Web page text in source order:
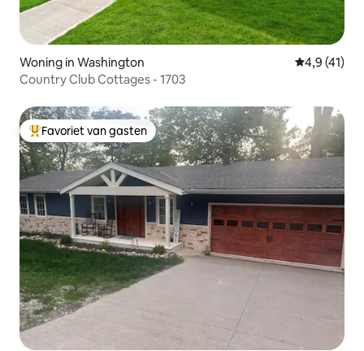
Woning in Washington
4,9 (41)
Country Club Cottages - 1703
Topfavoriet van gasten
Favoriet van gasten